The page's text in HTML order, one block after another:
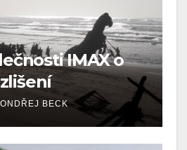
IMAX o
ONDŘEJ BECK